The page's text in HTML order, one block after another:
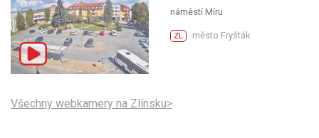
náměstí Míru
ZL město Fryšták
Všechny webkamery na Zlínsku>